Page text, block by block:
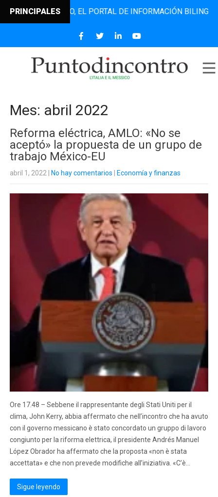
PRINCIPALESEL PORTAL DE INFORMACIÓN BILINGÜE QUE
Mes: abril 2022
Reforma eléctrica, AMLO: «No se
aceptó» la propuesta de un grupo de
trabajo México-EU
abril 1, 2022 No hay comentarios Economía y finanzas
Ore 17.48 – Sebbene il rappresentante degli Stati Uniti per il
clima, John Kerry, abbia affermato che nell’incontro che ha avuto
con il governo messicano è stato concordato un gruppo di lavoro
congiunto per la riforma elettrica, il presidente Andrés Manuel
López Obrador ha affermato che la proposta «non è stata
accettata» e che non prevede modifiche all’iniziativa. «C’è…
Sigue leyendo